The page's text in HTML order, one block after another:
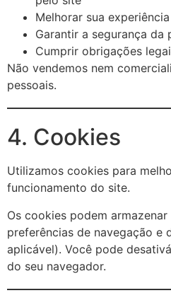
Melhorar sua
Garantir a segurança da
Cumprir obrigações
Não vendemos nem
pessoais.
4. Cookies
Utilizamos cookies para
funcionamento do site.
Os cookies podem
preferências de navegação e
aplicável). Você pode
do seu navegador.